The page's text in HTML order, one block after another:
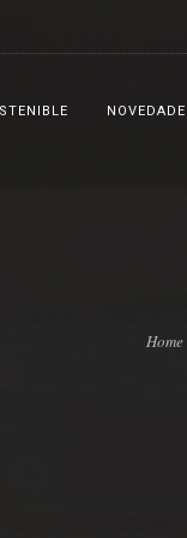
Home